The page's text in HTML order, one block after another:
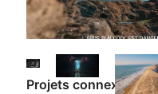
Projets connexes